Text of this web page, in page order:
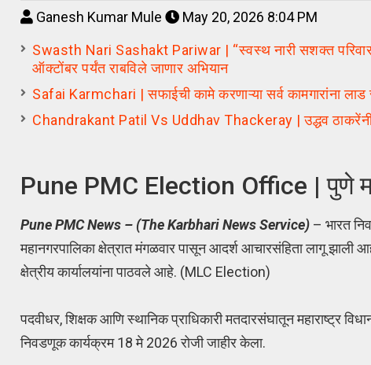
Ganesh Kumar Mule
May 20, 2026 8:04 PM
Swasth Nari Sashakt Pariwar | “स्वस्थ नारी सशक्त परिवार”
ऑक्टोंबर पर्यंत राबविले जाणार अभियान
Safai Karmchari | सफाईची कामे करणाऱ्या सर्व कामगारांना लाड
Chandrakant Patil Vs Uddhav Thackeray | उद्धव ठाकरेंनी
Pune PMC Election Office | पुणे
Pune PMC News – (The Karbhari News Service) – भारत
महानगरपालिका क्षेत्रात मंगळवार पासून आदर्श आचारसंहिता लागू
क्षेत्रीय कार्यालयांना पाठवले आहे. (MLC Election)
पदवीधर, शिक्षक आणि स्थानिक प्राधिकारी मतदारसंघातून महाराष्ट्र
निवडणूक कार्यक्रम 18 मे 2026 रोजी जाहीर केला.